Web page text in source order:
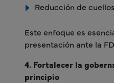
Reducción de
Este enfoque es
presentación ante la
4. Fortalecer la
principio